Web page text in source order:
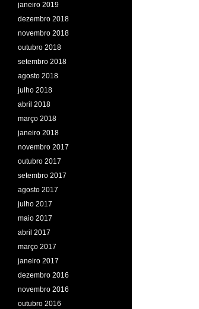
janeiro 2019
dezembro 2018
novembro 2018
outubro 2018
setembro 2018
agosto 2018
julho 2018
abril 2018
março 2018
janeiro 2018
novembro 2017
outubro 2017
setembro 2017
agosto 2017
julho 2017
maio 2017
abril 2017
março 2017
janeiro 2017
dezembro 2016
novembro 2016
outubro 2016